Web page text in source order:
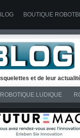
BOUTIQUE
et de leur
LUDIQUE